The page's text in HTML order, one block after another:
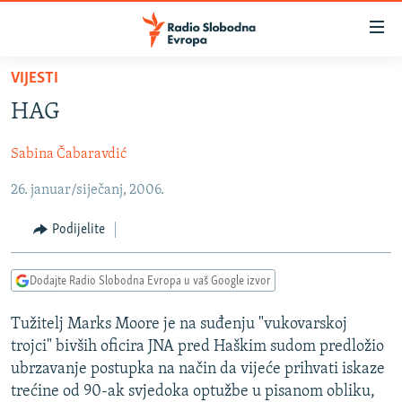
Pređite
glavni
Pređite
na
navigaciju
Pređite
na
pretragu
SRBIJA
KOSOVO
CRNA GORA
VIZUELNO
VIDEO
FOTOGALERIJE
INFOGRAFIKE
PODCASTI
RAT U UKRAJINI
KINA NA BALKANU
RSE PRIČE IZ SVIJETA
VIJESTI
HAG
Sabina Čabaravdić
26. januar/siječanj, 2006.
Podijelite
Dodajte Radio Slobodna Evropa u vaš Google izvor
Tužitelj Marks Moore je na suđenju "vukovarskoj
trojci" bivših oficira JNA pred Haškim sudom predložio
ubrzavanje postupka na način da vijeće prihvati iskaze
trećine od 90-ak svjedoka optužbe u pisanom obliku,